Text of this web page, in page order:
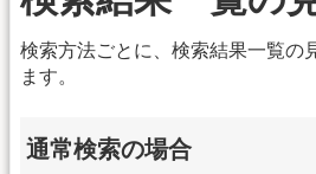
検索方法ごとに、検索結果一覧の
ます。
通常検索の場合